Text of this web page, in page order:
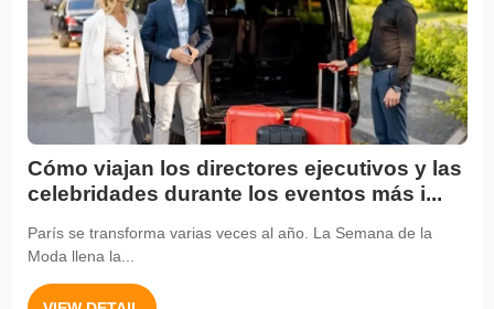
Cómo viajan los directores ejecutivos y las
celebridades durante los eventos más i...
París se transforma varias veces al año. La Semana de la
Moda llena la...